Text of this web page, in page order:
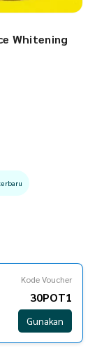
Whitening
Kode Voucher
30POT1
Gunakan